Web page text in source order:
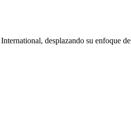
desplazando su enfoque